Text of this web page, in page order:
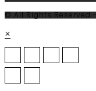
© All Rights
×